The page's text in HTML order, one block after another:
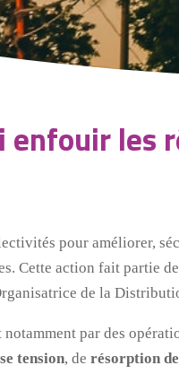
enfouir les
pour améliorer,
Cette action fait partie
de la
par des
tension, de résorption